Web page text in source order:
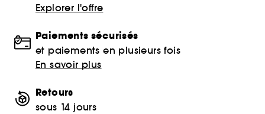
Explorer l'offre
Paiements sécurisés
et paiements en plusieurs fois
En savoir plus
Retours
sous 14 jours